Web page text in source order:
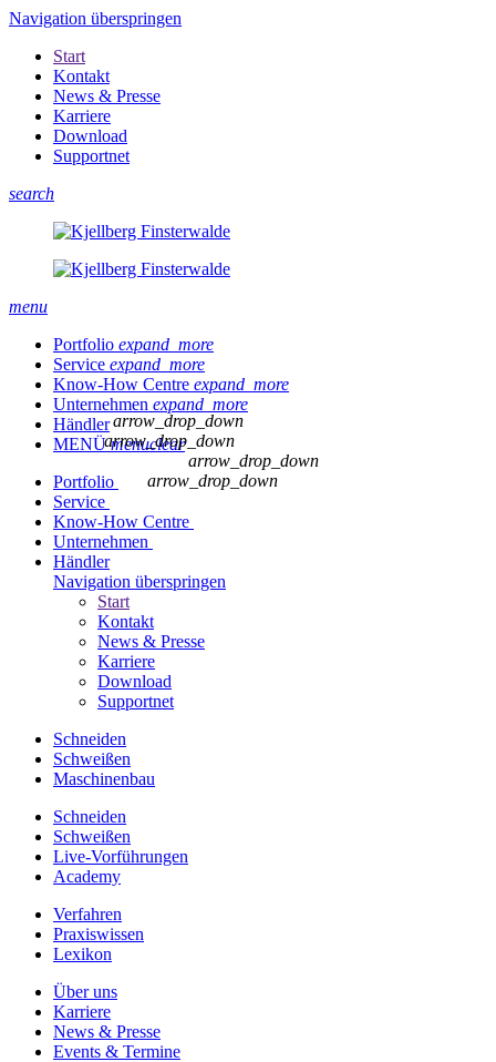
Navigation überspringen
Start
Kontakt
News & Presse
Karriere
Download
Supportnet
search
menu
Portfolio expand_more
Service expand_more
Know-How Centre expand_more
Unternehmen expand_more
Händler
MENÜmenuclear
Portfolio
arrow_drop_down
Service
arrow_drop_down
Know-How Centre
arrow_drop_down
Unternehmen
arrow_drop_down
Händler
Navigation überspringen
Start
Kontakt
News & Presse
Karriere
Download
Supportnet
Schneiden
Schweißen
Maschinenbau
Schneiden
Schweißen
Live-Vorführungen
Academy
Verfahren
Praxiswissen
Lexikon
Über uns
Karriere
News & Presse
Events & Termine